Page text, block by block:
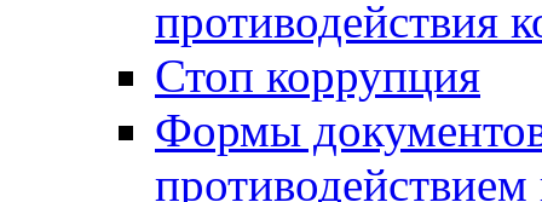
противодействия
Стоп коррупция
Формы